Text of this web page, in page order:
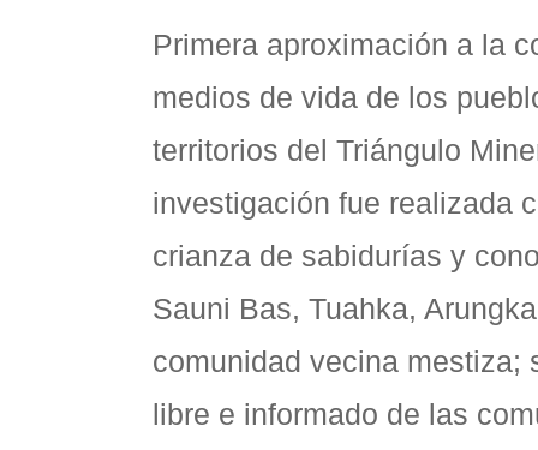
Primera aproximación a la
medios de vida de los
territorios del Triángulo
investigación fue realizada
crianza de sabidurías y
Sauni Bas, Tuahka,
comunidad vecina mestiza;
libre e informado de las